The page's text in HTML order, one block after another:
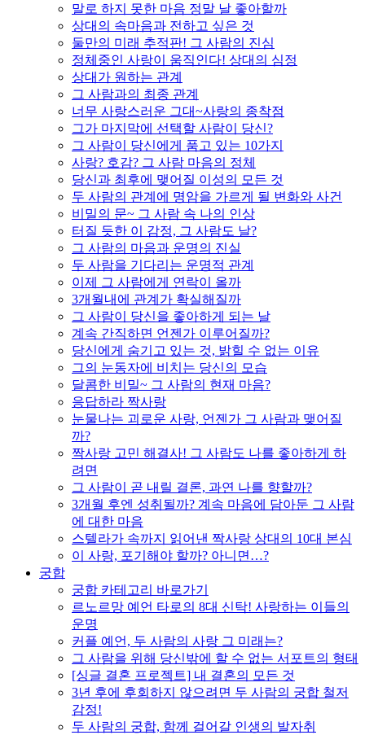
말로 하지 못한 마음 정말 날 좋아할까
상대의 속마음과 전하고 싶은 것
둘만의 미래 추적판! 그 사람의 진심
정체중인 사랑이 움직인다! 상대의 심정
상대가 원하는 관계
그 사람과의 최종 관계
너무 사랑스러운 그대~사랑의 종착점
그가 마지막에 선택할 사람이 당신?
그 사람이 당신에게 품고 있는 10가지
사랑? 호감? 그 사람 마음의 정체
당신과 최후에 맺어질 이성의 모든 것
두 사람의 관계에 명암을 가르게 될 변화와 사건
비밀의 문~ 그 사람 속 나의 인상
터질 듯한 이 감정, 그 사람도 날?
그 사람의 마음과 운명의 진실
두 사람을 기다리는 운명적 관계
이제 그 사람에게 연락이 올까
3개월내에 관계가 확실해질까
그 사람이 당신을 좋아하게 되는 날
계속 간직하면 언젠가 이루어질까?
당신에게 숨기고 있는 것, 밝힐 수 없는 이유
그의 눈동자에 비치는 당신의 모습
달콤한 비밀~ 그 사람의 현재 마음?
응답하라 짝사랑
눈물나는 괴로운 사랑, 언젠가 그 사람과 맺어질
까?
짝사랑 고민 해결사! 그 사람도 나를 좋아하게 하
려면
그 사람이 곧 내릴 결론, 과연 나를 향할까?
3개월 후엔 성취될까? 계속 마음에 담아둔 그 사람
에 대한 마음
스텔라가 속까지 읽어낸 짝사랑 상대의 10대 본심
이 사랑, 포기해야 할까? 아니면…?
궁합
궁합 카테고리 바로가기
르노르망 예언 타로의 8대 신탁! 사랑하는 이들의
운명
커플 예언, 두 사람의 사랑 그 미래는?
그 사람을 위해 당신밖에 할 수 없는 서포트의 형태
[싱글 결혼 프로젝트] 내 결혼의 모든 것
3년 후에 후회하지 않으려면 두 사람의 궁합 철저
감정!
두 사람의 궁합, 함께 걸어갈 인생의 발자취